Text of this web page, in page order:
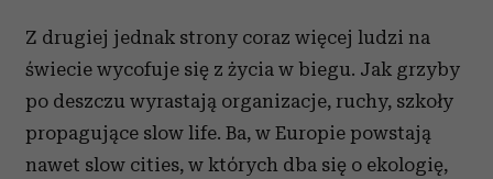
Z drugiej jednak strony coraz więcej ludzi na
świecie wycofuje się z życia w biegu. Jak grzyby
po deszczu wyrastają organizacje, ruchy, szkoły
propagujące slow life. Ba, w Europie powstają
nawet slow cities, w których dba się o ekologię,